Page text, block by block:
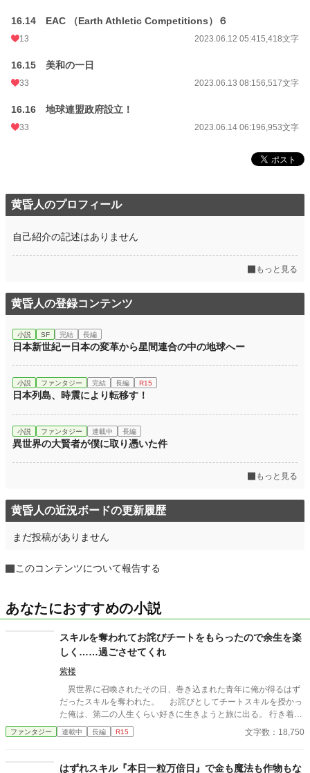
16.14 EAC （Earth Athletic Competitions）６
13 2023.06.12 05:415,418文字
16.15 美和の一日
33 2023.06.13 08:156,517文字
16.16 地球連盟政府設立！
33 2023.06.14 06:196,953文字
黄昏人のプロフィール
自己紹介の記述はありません
もっと見る
黄昏人の登録コンテンツ
小説 SF 完結 長編
日本新世紀ー日本の変革から星間連合の中の地球へー
小説 ファンタジー 完結 長編 R15
日本列島、時震により転移す！
小説 ファンタジー 連載中 長編
異世界の大賢者が僕に取り憑いた件
もっと見る
黄昏人の近況ボードの更新履歴
まだ投稿がありません
このコンテンツについて報告する
あなたにおすすめの小説
スキルを奪われてお詫びチートをもらったので余生を楽
しく……過ごさせてくれ
紫楼
異世界に召喚されたその日、巻き込まれた青年に俺が得るはず
だったスキルを奪われた。 お詫びとしてチートスキルを授かっ
た俺は、第二の人生くらい好きに生きようと旅に出る。 行き着い
た先は、寂れた町の場末の酒場だ。 なぜか客は男ばかりだが、
日雇い冒険者や恐妻家の肉屋たちとの気楽な毎日は悪くない。
へ通ってくる理由だけは、さっぱりわからない。 「お前らツケは
ファンタジー 連載中 長編 R15 文字数：18,750
はずれスキル『本日一粒万倍日』で金も魔法も作物もな